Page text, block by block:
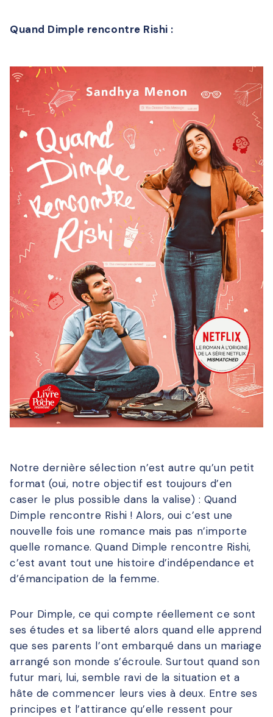
Quand Dimple rencontre Rishi :
Notre dernière sélection n’est autre qu’un petit
format (oui, notre objectif est toujours d’en
caser le plus possible dans la valise) : Quand
Dimple rencontre Rishi ! Alors, oui c’est une
nouvelle fois une romance mais pas n’importe
quelle romance. Quand Dimple rencontre Rishi,
c’est avant tout une histoire d’indépendance et
d’émancipation de la femme.
Pour Dimple, ce qui compte réellement ce sont
ses études et sa liberté alors quand elle apprend
que ses parents l’ont embarqué dans un mariage
arrangé son monde s’écroule. Surtout quand son
futur mari, lui, semble ravi de la situation et a
hâte de commencer leurs vies à deux. Entre ses
principes et l’attirance qu’elle ressent pour